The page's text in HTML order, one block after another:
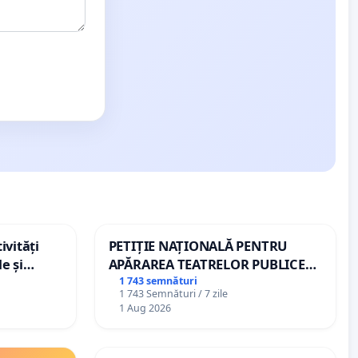
și
PETIȚIE NAȚIONALĂ PENTRU
APĂRAREA TEATRELOR PUBLICE
DE REPERTORIU DIN ROMÂNIA
1 743 semnături
1 743 Semnături / 7 zile
1 Aug 2026